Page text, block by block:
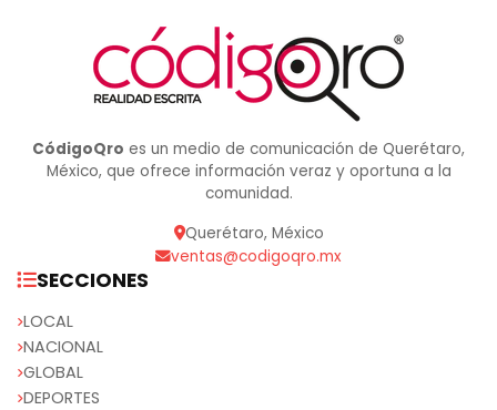
CódigoQro es un medio de comunicación de Querétaro,
México, que ofrece información veraz y oportuna a la
comunidad.
Querétaro, México
ventas@codigoqro.mx
SECCIONES
LOCAL
NACIONAL
GLOBAL
DEPORTES